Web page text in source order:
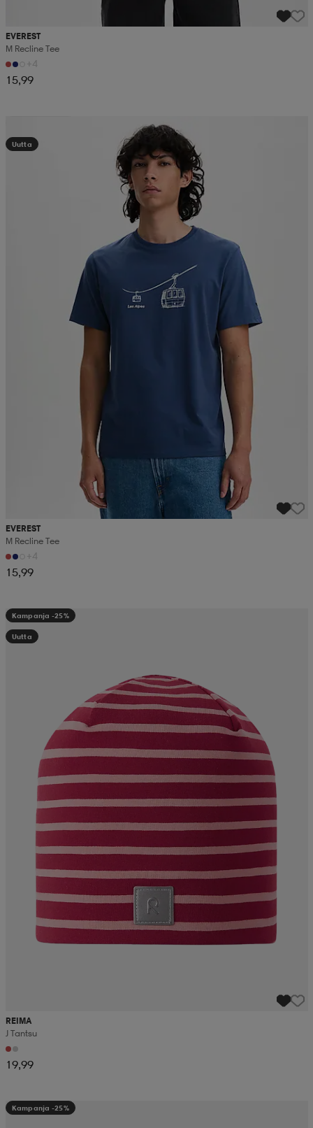
EVEREST
M Recline Tee
+4
15,99
Uutta
EVEREST
M Recline Tee
+4
15,99
Kampanja -25%
Uutta
REIMA
J Tantsu
19,99
Kampanja -25%